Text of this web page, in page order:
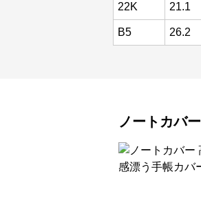
22K 21.1
B5 26.2
ノートカバー